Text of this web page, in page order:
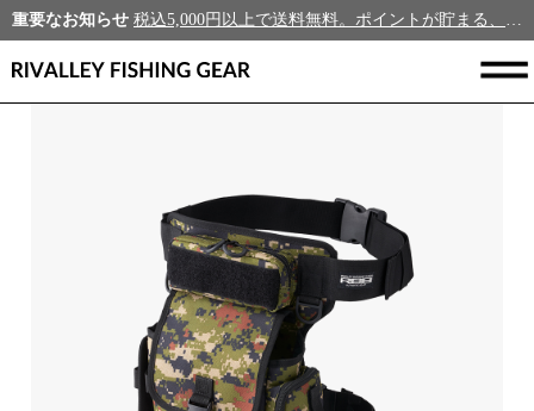
重要なお知らせ 税込5,000円以上で送料無料。ポイントが貯まる、新規会員募集中！